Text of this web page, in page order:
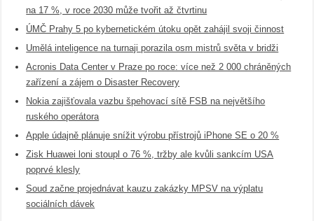
na 17 %, v roce 2030 může tvořit až čtvrtinu
ÚMČ Prahy 5 po kybernetickém útoku opět zahájil svoji činnost
Umělá inteligence na turnaji porazila osm mistrů světa v bridži
Acronis Data Center v Praze po roce: více než 2 000 chráněných
zařízení a zájem o Disaster Recovery
Nokia zajišťovala vazbu špehovací sítě FSB na největšího
ruského operátora
Apple údajně plánuje snížit výrobu přístrojů iPhone SE o 20 %
Zisk Huawei loni stoupl o 76 %, tržby ale kvůli sankcím USA
poprvé klesly
Soud začne projednávat kauzu zakázky MPSV na výplatu
sociálních dávek